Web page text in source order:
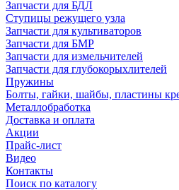
Запчасти для БДЛ
Ступицы режущего узла
Запчасти для культиваторов
Запчасти для БМР
Запчасти для измельчителей
Запчасти для глубокорыхлителей
Пружины
Болты, гайки, шайбы, пластины
Металлобработка
Доставка и оплата
Акции
Прайс-лист
Видео
Контакты
Поиск по каталогу